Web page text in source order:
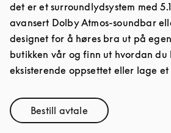
det er et surroundlydsystem med
avansert Dolby Atmos-soundbar
designet for å høres bra ut på
butikken vår og finn ut hvordan
eksisterende oppsettet eller lage et
Bestill avtaleLink Opens in New Tab